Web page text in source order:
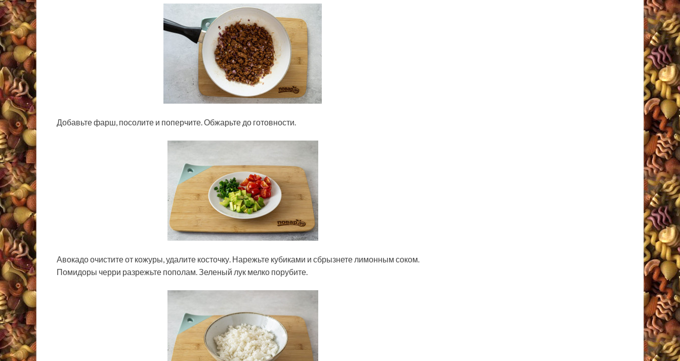
Добавьте фарш, посолите и поперчите. Обжарьте до готовности.
Авокадо очистите от кожуры, удалите косточку. Нарежьте кубиками и сбрызнете лимонным соком.
Помидоры черри разрежьте пополам. Зеленый лук мелко порубите.